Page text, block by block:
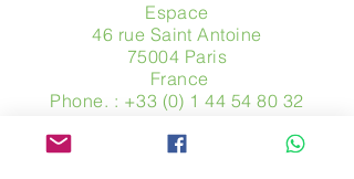
Espace
46 rue Saint Antoine
75004 Paris
​ France
Phone. : +33 (0) 1 44 54 80 32
www.avpa.fr